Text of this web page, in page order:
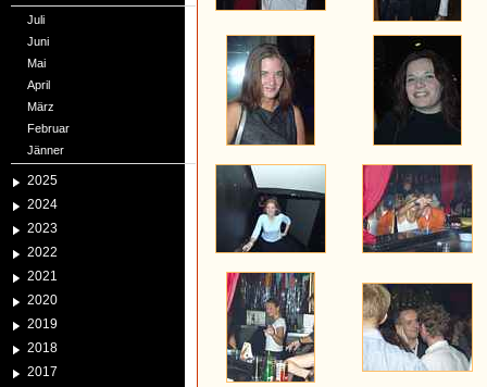
Juli
Juni
Mai
April
März
Februar
Jänner
2025
2024
2023
2022
2021
2020
2019
2018
2017